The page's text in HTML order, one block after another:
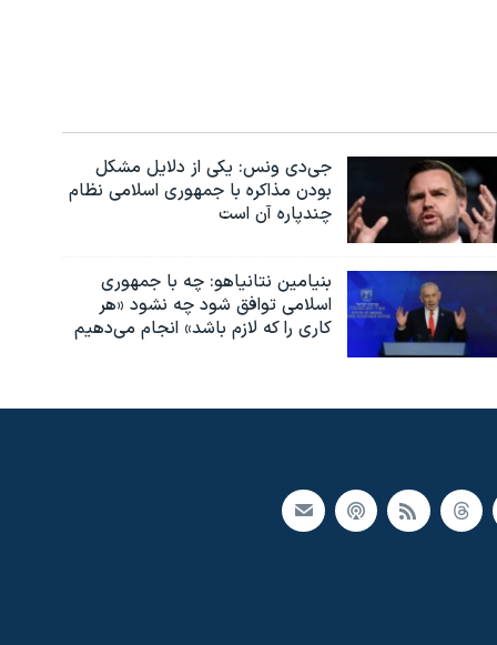
جی‌دی ونس: یکی از دلایل مشکل
بودن مذاکره با جمهوری اسلامی نظام
چندپاره آن است
بنیامین نتانیاهو: چه با جمهوری
اسلامی توافق شود چه نشود «هر
کاری را که لازم باشد» انجام می‌دهیم